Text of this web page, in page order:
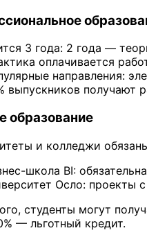
3 года: 2 года —
оплачивается
направления:
выпускников получают
образование
и колледжи
школа BI:
Осло: проекты
студенты могут
— льготный кредит.